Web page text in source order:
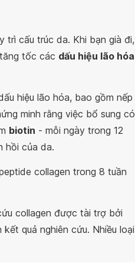
trì cấu trúc da. Khi bạn già đi,
tốc các dấu hiệu lão hóa
hiệu lão hóa, bao gồm nếp
minh rằng việc bổ sung có
biotin - mỗi ngày trong 12
hồi của da.
collagen trong 8 tuần
collagen được tài trợ bởi
quả nghiên cứu. Nhiều loại